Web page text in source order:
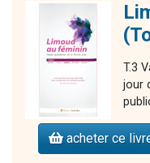
T.3
jour
acheter ce